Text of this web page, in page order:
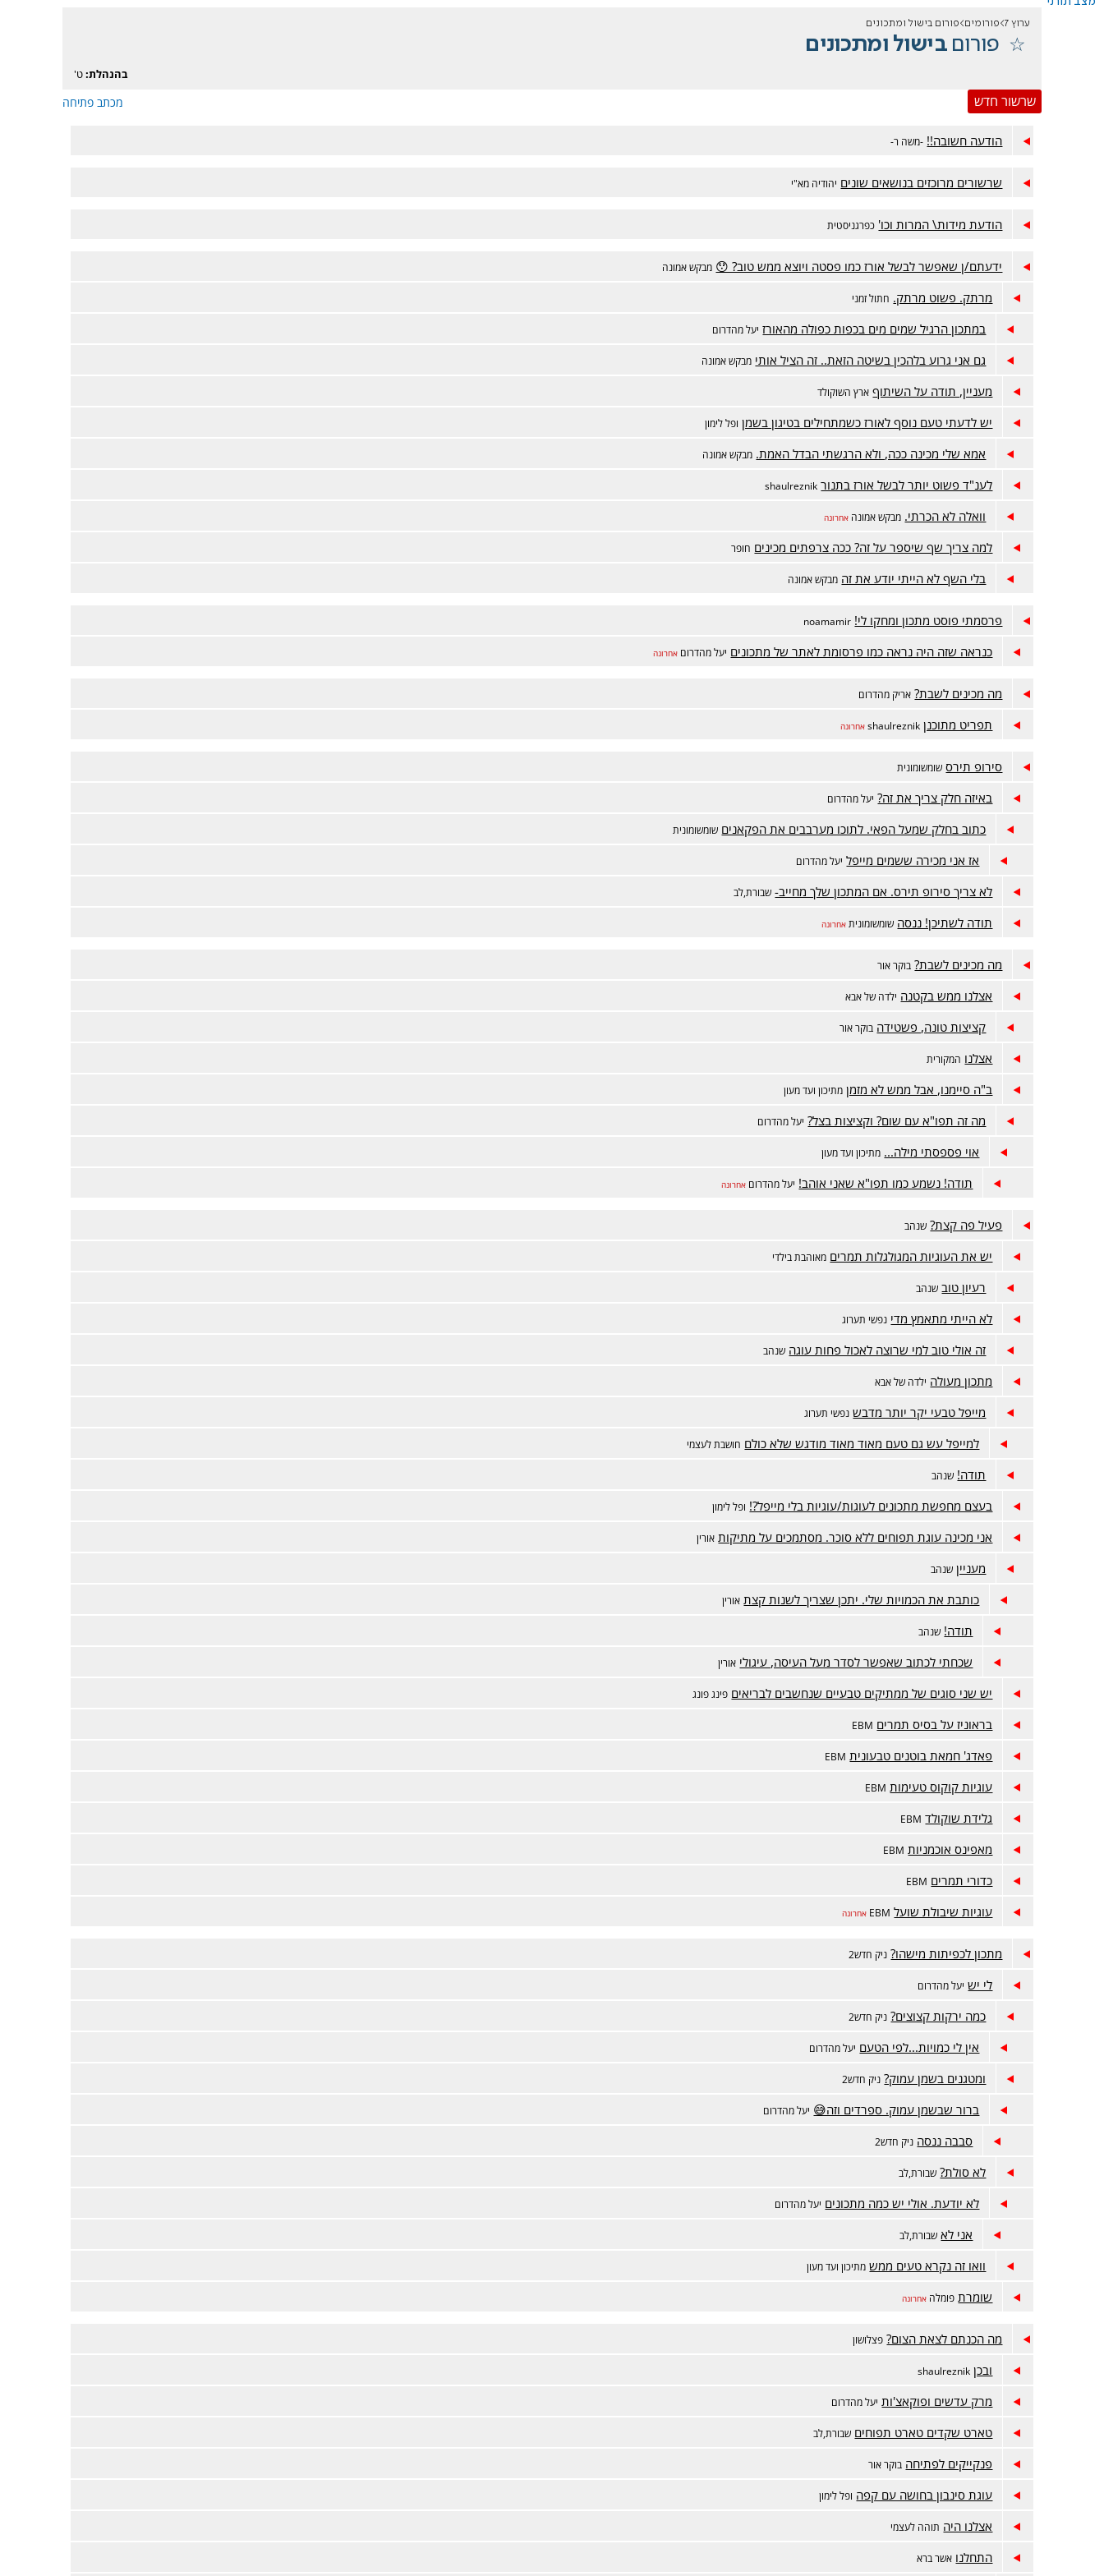
ערוץ 7 פורומים פורום בישול ומתכונים
פורוםבישול ומתכונים
בהנהלת:ט'
מכתב פתיחה שרשור חדש
הודעה חשובה!! -משה ר-
שרשורים מרוכזים בנושאים שונים יהודיה מא"י
הודעת מידות\ המרות וכו' כפרגניסטית
ידעתם/ן שאפשר לבשל אורז כמו פסטה ויוצא ממש טוב? 😯 מבקש אמונה
מרתק. פשוט מרתק. חתול זמני
במתכון הרגיל שמים מים בכפות כפולה מהאורז יעל מהדרום
גם אני גרוע בלהכין בשיטה הזאת.. זה הציל אותי מבקש אמונה
מעניין, תודה על השיתוף ארץ השוקולד
יש לדעתי טעם נוסף לאורז כשמתחילים בטיגון בשמן ופל לימון
אמא שלי מכינה ככה, ולא הרגשתי הבדל האמת. מבקש אמונה
לענ"ד פשוט יותר לבשל אורז בתנור shaulreznik
וואלה לא הכרתי. מבקש אמונה אחרונה
למה צריך שף שיספר על זה? ככה צרפתים מכינים חופר
בלי השף לא הייתי יודע את זה מבקש אמונה
פרסמתי פוסט מתכון ומחקו לי! noamamir
כנראה שזה היה נראה כמו פרסומת לאתר של מתכונים יעל מהדרום אחרונה
מה מכינים לשבת? אריק מהדרום
תפריט מתוכנן shaulreznik אחרונה
סירופ תירס שומשומונית
באיזה חלק צריך את זה? יעל מהדרום
כתוב בחלק שמעל הפאי. לתוכו מערבבים את הפקאנים שומשומונית
אז אני מכירה ששמים מייפל יעל מהדרום
לא צריך סירופ תירס. אם המתכון שלך מחייב- שבורת,לב
תודה לשתיכן! ננסה שומשומונית אחרונה
מה מכינים לשבת? בוקר אור
אצלנו ממש בקטנה ילדה של אבא
קציצות טונה, פשטידה בוקר אור
אצלנו המקורית
ב"ה סיימנו, אבל ממש לא מזמן מתיכון ועד מעון
מה זה תפו"א עם שום? וקציצות בצל? יעל מהדרום
אוי פספסתי מילה... מתיכון ועד מעון
תודה! נשמע כמו תפו"א שאני אוהב! יעל מהדרום אחרונה
פעיל פה קצת? שנהב
יש את העוגיות המגולגלות תמרים מאוהבת בילדי
רעיון טוב שנהב
לא הייתי מתאמץ מדי נפשי תערוג
זה אולי טוב למי שרוצה לאכול פחות עוגה שנהב
מתכון מעולה ילדה של אבא
מייפל טבעי יקר יותר מדבש נפשי תערוג
למייפל עש גם טעם מאוד מאוד מודגש שלא כולם חושבת לעצמי
תודה! שנהב
בעצם מחפשת מתכונים לעוגות/עוגיות בלי מייפל?! ופל לימון
אני מכינה עוגת תפוחים ללא סוכר. מסתמכים על מתיקות אורין
מעניין שנהב
כותבת את הכמויות שלי. יתכן שצריך לשנות קצת אורין
תודה! שנהב
שכחתי לכתוב שאפשר לסדר מעל העיסה, עיגולי אורין
יש שני סוגים של ממתיקים טבעיים שנחשבים לבריאים פינג פונג
בראוניז על בסיס תמרים EBM
פאדג' חמאת בוטנים טבעונית EBM
עוגיות קוקוס טעימות EBM
גלידת שוקולד EBM
מאפינס אוכמניות EBM
כדורי תמרים EBM
עוגיות שיבולת שועל EBM אחרונה
מתכון לכפיתות מישהו? ניק חדש2
לי יש יעל מהדרום
כמה ירקות קצוצים? ניק חדש2
אין לי כמויות...לפי הטעם יעל מהדרום
ומטגנים בשמן עמוק? ניק חדש2
ברור שבשמן עמוק. ספרדים וזה😅 יעל מהדרום
סבבה ננסה ניק חדש2
לא סולת? שבורת,לב
לא יודעת. אולי יש כמה מתכונים יעל מהדרום
אני לא שבורת,לב
וואו זה נקרא טעים ממש מתיכון ועד מעון
שומרת פומלה אחרונה
מה הכנתם לצאת הצום? פצלושון
ובכן shaulreznik
מרק עדשים ופוקאצ'ות יעל מהדרום
טארט שקדים טארט תפוחים שבורת,לב
פנקייקים לפתיחה בוקר אור
עוגת סינבון בחושה עם קפה ופל לימון
אצלנו היה תוהה לעצמי
התחלנו אשר ברא